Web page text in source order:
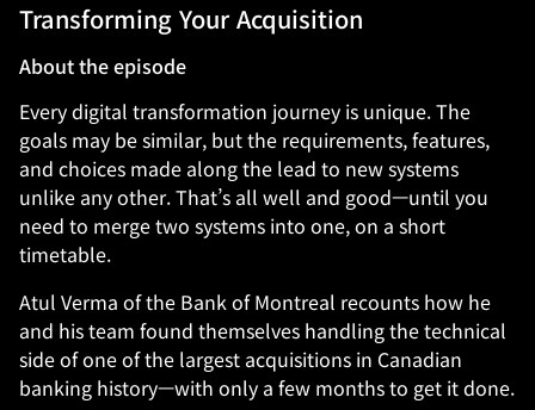
Transforming Your Acquisition
About the episode
Every digital transformation journey is unique. The
goals may be similar, but the requirements, features,
and choices made along the lead to new systems
unlike any other. That’s all well and good—until you
need to merge two systems into one, on a short
timetable.
Atul Verma of the Bank of Montreal recounts how he
and his team found themselves handling the technical
side of one of the largest acquisitions in Canadian
banking history—with only a few months to get it done.